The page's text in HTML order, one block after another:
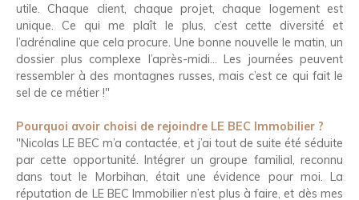
utile. Chaque client, chaque projet, chaque logement est
unique. Ce qui me plaît le plus, c’est cette diversité et
l’adrénaline que cela procure. Une bonne nouvelle le matin, un
dossier plus complexe l’après-midi… Les journées peuvent
ressembler à des montagnes russes, mais c’est ce qui fait le
sel de ce métier !"
Pourquoi avoir choisi de rejoindre LE BEC Immobilier ?
"Nicolas LE BEC m’a contactée, et j’ai tout de suite été séduite
par cette opportunité. Intégrer un groupe familial, reconnu
dans tout le Morbihan, était une évidence pour moi. La
réputation de LE BEC Immobilier n’est plus à faire, et dès mes